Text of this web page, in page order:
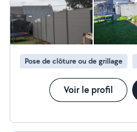
Pose de clôture ou de grillage
Voir le profil